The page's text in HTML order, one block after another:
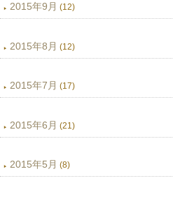
2015年9月 (12)
2015年8月 (12)
2015年7月 (17)
2015年6月 (21)
2015年5月 (8)